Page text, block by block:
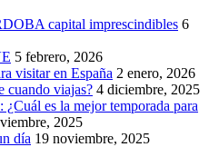
capital imprescindibles 6
5 febrero, 2026
visitar en España 2 enero, 2026
cuando viajas? 4 diciembre, 2025
es la mejor temporada para
2025
día 19 noviembre, 2025